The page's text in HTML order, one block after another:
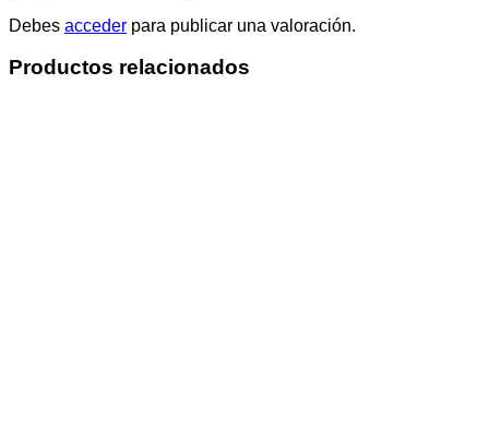
Debes acceder para publicar una valoración.
Productos relacionados